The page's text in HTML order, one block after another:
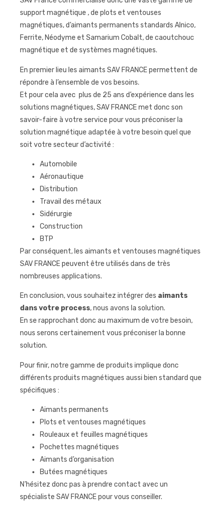
support magnétique , de plots et ventouses
magnétiques, d’aimants permanents standards Alnico,
Ferrite, Néodyme et Samarium Cobalt, de caoutchouc
magnétique et de systèmes magnétiques.
En premier lieu les aimants SAV FRANCE permettent de
répondre à l’ensemble de vos besoins.
Et pour cela avec plus de 25 ans d’expérience dans les
solutions magnétiques, SAV FRANCE met donc son
savoir-faire à votre service pour vous préconiser la
solution magnétique adaptée à votre besoin quel que
soit votre secteur d’activité :
Automobile
Aéronautique
Distribution
Travail des métaux
Sidérurgie
Construction
BTP
Par conséquent, les aimants et ventouses magnétiques
SAV FRANCE peuvent être utilisés dans de très
nombreuses applications.
En conclusion, vous souhaitez intégrer des aimants
dans votre process, nous avons la solution.
En se rapprochant donc au maximum de votre besoin,
nous serons certainement vous préconiser la bonne
solution.
Pour finir, notre gamme de produits implique donc
différents produits magnétiques aussi bien standard que
spécifiques :
Aimants permanents
Plots et ventouses magnétiques
Rouleaux et feuilles magnétiques
Pochettes magnétiques
Aimants d’organisation
Butées magnétiques
N’hésitez donc pas à prendre contact avec un
spécialiste SAV FRANCE pour vous conseiller.